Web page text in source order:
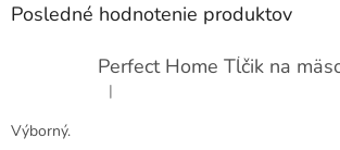
Posledné hodnotenie produktov
Hodnotenie produktu je 5 z 5
|
Výborný.